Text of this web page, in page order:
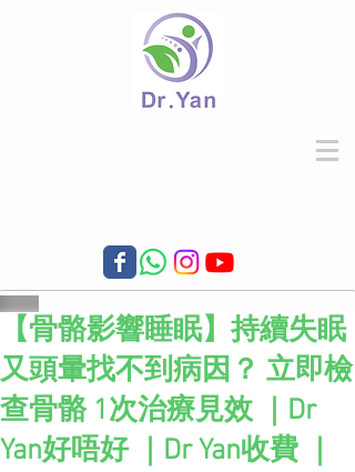
【骨骼影響睡眠】持續失眠
又頭暈找不到病因？ 立即檢
查骨骼 1次治療見效 ｜Dr
Yan好唔好 ｜Dr Yan收費 ｜